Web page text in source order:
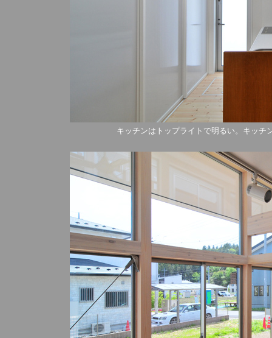
キッチンはトップライトで明るい。キッチ